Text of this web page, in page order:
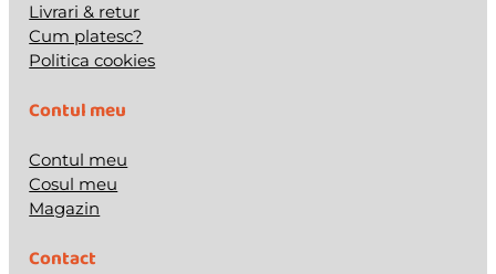
Livrari & retur
Cum platesc?
Politica cookies
Contul meu
Contul meu
Cosul meu
Magazin
Contact